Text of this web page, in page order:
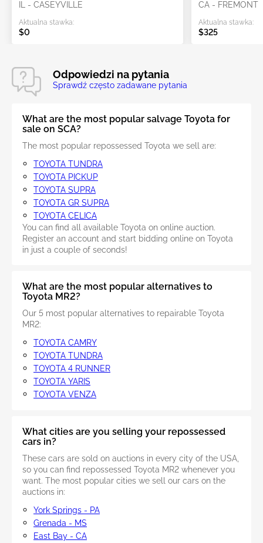
IL - CASEYVILLE
Aktualna stawka:
$0
CA - FREMONT
Aktualna stawka:
$325
Odpowiedzi na pytania
Sprawdź często zadawane pytania
What are the most popular salvage Toyota for
sale on SCA?
The most popular repossessed Toyota we sell are:
TOYOTA TUNDRA
TOYOTA PICKUP
TOYOTA SUPRA
TOYOTA GR SUPRA
TOYOTA CELICA
You can find all available Toyota on online auction.
Register an account and start bidding online on Toyota
in just a couple of seconds!
What are the most popular alternatives to
Toyota MR2?
Our 5 most popular alternatives to repairable Toyota
MR2:
TOYOTA CAMRY
TOYOTA TUNDRA
TOYOTA 4 RUNNER
TOYOTA YARIS
TOYOTA VENZA
What cities are you selling your repossessed
cars in?
These cars are sold on auctions in every city of the USA,
so you can find repossessed Toyota MR2 whenever you
want. The most popular cities we sell our cars on the
auctions in:
York Springs - PA
Grenada - MS
East Bay - CA